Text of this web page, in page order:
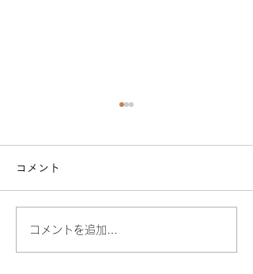
ながさき妊産婦の会
コメント
コメントを追加…